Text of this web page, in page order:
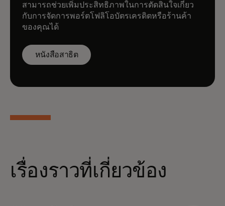
สามารถช่วยเพิ่มประสิทธิภาพในการตัดสินใจเกี่ยว
กับการจัดการพอร์ตโฟลิโอบัตรเครดิตหรือร้านค้า
ของคุณได้
หนังสือสาธิต
เรื่องราวที่เกี่ยวข้อง